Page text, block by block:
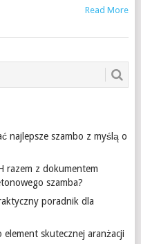
Read More
najlepsze szambo z myślą o
razem z dokumentem
szamba?
poradnik dla
skutecznej aranżacji